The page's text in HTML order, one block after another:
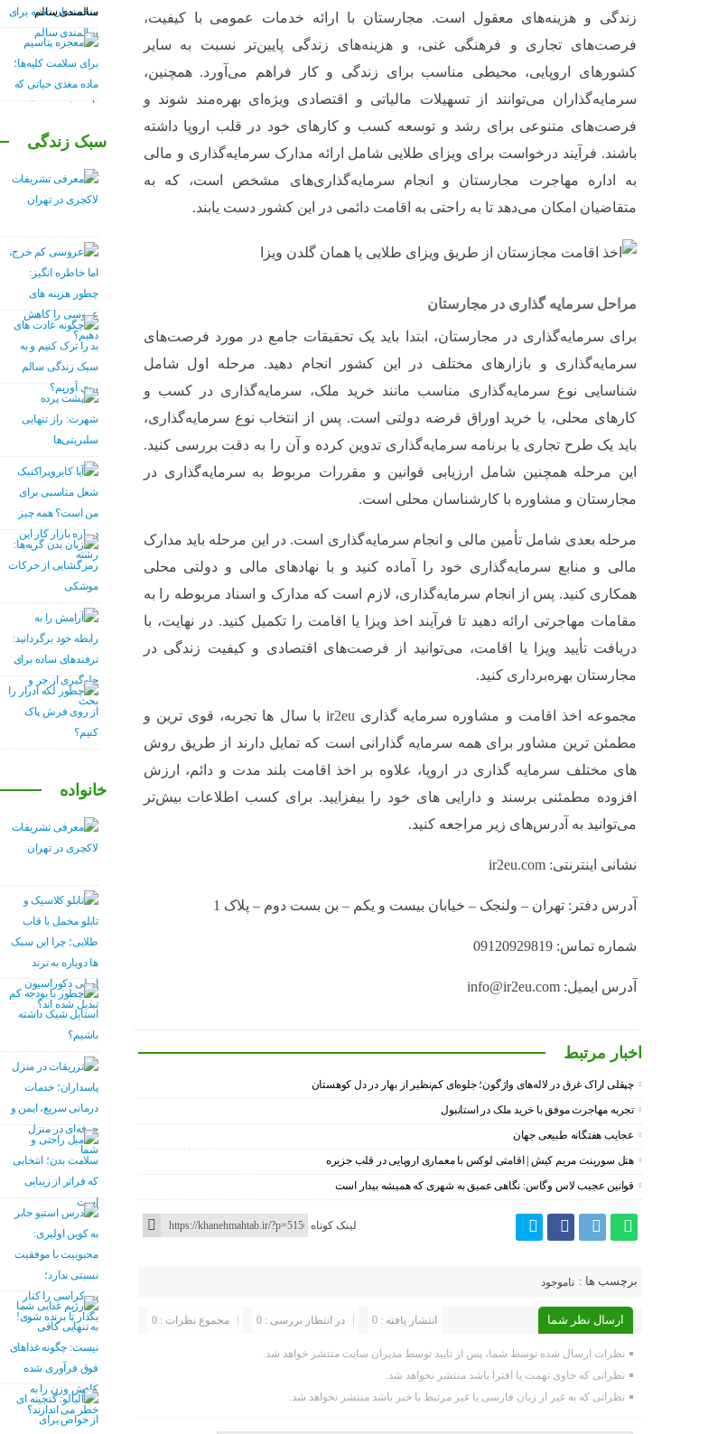
زندگی و هزینه‌های معقول است. مجارستان با ارائه خدمات عمومی با کیفیت،
فرصت‌های تجاری و فرهنگی غنی، و هزینه‌های زندگی پایین‌تر نسبت به سایر
کشورهای اروپایی، محیطی مناسب برای زندگی و کار فراهم می‌آورد. همچنین،
سرمایه‌گذاران می‌توانند از تسهیلات مالیاتی و اقتصادی ویژه‌ای بهره‌مند شوند و
فرصت‌های متنوعی برای رشد و توسعه کسب و کارهای خود در قلب اروپا داشته
باشند. فرآیند درخواست برای ویزای طلایی شامل ارائه مدارک سرمایه‌گذاری و مالی
به اداره مهاجرت مجارستان و انجام سرمایه‌گذاری‌های مشخص است، که به
متقاضیان امکان می‌دهد تا به راحتی به اقامت دائمی در این کشور دست یابند.
مراحل سرمایه گذاری در مجارستان
برای سرمایه‌گذاری در مجارستان، ابتدا باید یک تحقیقات جامع در مورد فرصت‌های
سرمایه‌گذاری و بازارهای مختلف در این کشور انجام دهید. مرحله اول شامل
شناسایی نوع سرمایه‌گذاری مناسب مانند خرید ملک، سرمایه‌گذاری در کسب و
کارهای محلی، یا خرید اوراق قرضه دولتی است. پس از انتخاب نوع سرمایه‌گذاری،
باید یک طرح تجاری یا برنامه سرمایه‌گذاری تدوین کرده و آن را به دقت بررسی کنید.
این مرحله همچنین شامل ارزیابی قوانین و مقررات مربوط به سرمایه‌گذاری در
مجارستان و مشاوره با کارشناسان محلی است.
مرحله بعدی شامل تأمین مالی و انجام سرمایه‌گذاری است. در این مرحله باید مدارک
مالی و منابع سرمایه‌گذاری خود را آماده کنید و با نهادهای مالی و دولتی محلی
همکاری کنید. پس از انجام سرمایه‌گذاری، لازم است که مدارک و اسناد مربوطه را به
مقامات مهاجرتی ارائه دهید تا فرآیند اخذ ویزا یا اقامت را تکمیل کنید. در نهایت، با
دریافت تأیید ویزا یا اقامت، می‌توانید از فرصت‌های اقتصادی و کیفیت زندگی در
مجارستان بهره‌برداری کنید.
مجموعه اخذ اقامت و مشاوره سرمایه گذاری ir2eu با سال ها تجربه، قوی ترین و
مطمئن ترین مشاور برای همه سرمایه گذارانی است که تمایل دارند از طریق روش
های مختلف سرمایه گذاری در اروپا، علاوه بر اخذ اقامت بلند مدت و دائم، ارزش
افزوده مطمئنی برسند و دارایی های خود را بیفزایید. برای کسب اطلاعات بیش‌تر
می‌توانید به آدرس‌های زیر مراجعه کنید.
نشانی اینترنتی: ir2eu.com
آدرس دفتر: تهران – ولنجک – خیابان بیست و یکم – بن بست دوم – پلاک 1
شماره تماس: 09120929819
آدرس ایمیل: info@ir2eu.com
اخبار مرتبط
چپقلی اراک غرق در لاله‌های واژگون؛ جلوه‌ای کم‌نظیر از بهار در دل کوهستان
تجربه مهاجرت موفق با خرید ملک در استانبول
عجایب هفتگانه طبیعی جهان
هتل سورینت مریم کیش | اقامتی لوکس با معماری اروپایی در قلب جزیره
قوانین عجیب لاس وگاس: نگاهی عمیق به شهری که همیشه بیدار است
لینک کوتاه
برچسب ها : ناموجود
ارسال نظر شما مجموع نظرات : 0 در انتظار بررسی : 0 انتشار یافته : 0
نظرات ارسال شده توسط شما، پس از تایید توسط مدیران سایت منتشر خواهد شد.
نظراتی که حاوی تهمت یا افترا باشد منتشر نخواهد شد.
نظراتی که به غیر از زبان فارسی یا غیر مرتبط با خبر باشد منتشر نخواهد شد.
سالمندی سالم
سبک زندگی
خانواده